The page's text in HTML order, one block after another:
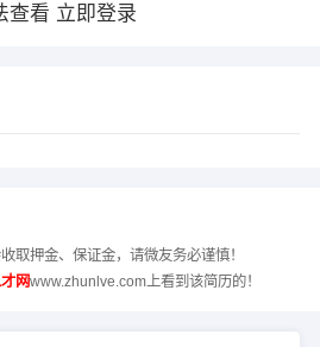
查看 立即登录
取押金、保证金，请微友务必谨慎！
网www.zhunlve.com上看到该简历的！